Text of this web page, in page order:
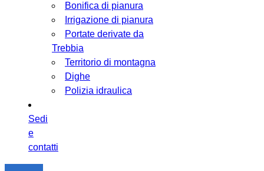
Bonifica di pianura
Irrigazione di pianura
Portate derivate da
Trebbia
Territorio di montagna
Dighe
Polizia idraulica
Sedi
e
contatti